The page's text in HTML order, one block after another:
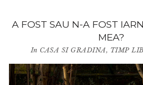
A FOST SAU N-A FOST
MEA?
In CASA SI GRADINA, TIMP